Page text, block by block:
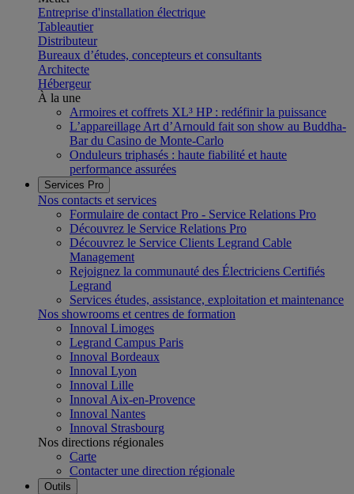
Entreprise d'installation électrique
Tableautier
Distributeur
Bureaux d’études, concepteurs et consultants
Architecte
Hébergeur
À la une
Armoires et coffrets XL³ HP : redéfinir la puissance
L’appareillage Art d’Arnould fait son show au Buddha-
Bar du Casino de Monte-Carlo
Onduleurs triphasés : haute fiabilité et haute
performance assurées
Services Pro
Nos contacts et services
Formulaire de contact Pro - Service Relations Pro
Découvrez le Service Relations Pro
Découvrez le Service Clients Legrand Cable
Management
Rejoignez la communauté des Électriciens Certifiés
Legrand
Services études, assistance, exploitation et maintenance
Nos showrooms et centres de formation
Innoval Limoges
Legrand Campus Paris
Innoval Bordeaux
Innoval Lyon
Innoval Lille
Innoval Aix-en-Provence
Innoval Nantes
Innoval Strasbourg
Nos directions régionales
Carte
Contacter une direction régionale
Outils